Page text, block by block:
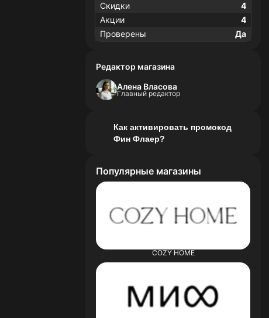
Скидки
4
Акции
4
Проверены
Да
Редактор магазина
Алена Власова
Главный редактор
Как активировать промокод
Фин Флаер?
Популярные магазины
COZY HOME